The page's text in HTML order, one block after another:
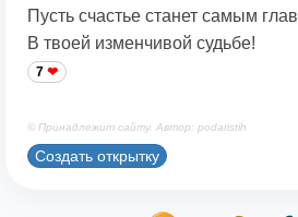
Пусть счастье станет самым
В твоей изменчивой судьбе!
7
© Принадлежит сайту. Автор: podaristih
Создать открытку